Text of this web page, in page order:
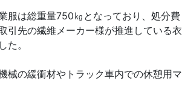
服は総重量750㎏となっており、処分費
引先の繊維メーカー様が推進している衣
た。
械の緩衝材やトラック車内での休憩用マ